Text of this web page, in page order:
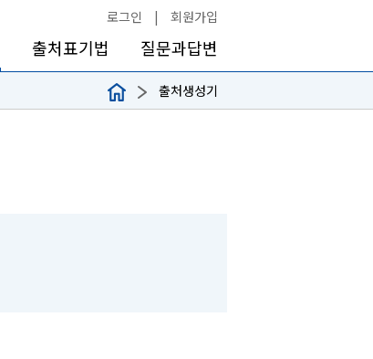
로그인 | 회원가입
출처표기법 질문과답변
출처생성기